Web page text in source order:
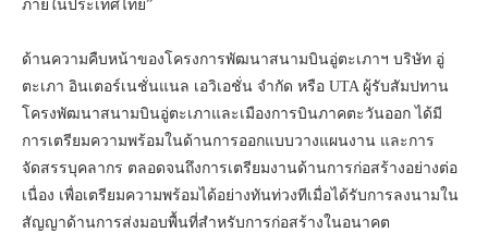
ภายในประเทศไทย”
ด้านความคืบหน้าของโครงการพัฒนาสนามบินอู่ตะเภาฯ บริษัท อู่
ตะเภา อินเตอร์เนชั่นแนล เอวิเอชั่น จำกัด หรือ UTA ผู้รับสัมปทาน
โครงพัฒนาสนามบินอู่ตะเภาและเมืองการบินภาคตะวันออก ได้มี
การเตรียมความพร้อมในด้านการออกแบบวางแผนงาน และการ
จัดสรรบุคลากร ตลอดจนถึงการเตรียมงานด้านการก่อสร้างอย่างต่อ
เนื่อง เพื่อเตรียมความพร้อมได้อย่างทันท่วงทีเมื่อได้รับการลงนามใน
สัญญาด้านการส่งมอบพื้นที่สำหรับการก่อสร้างในอนาคต